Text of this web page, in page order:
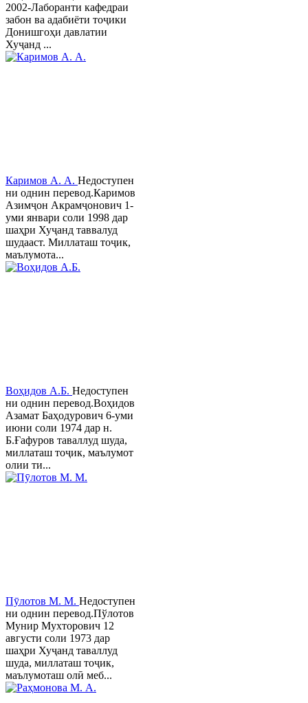
2002-Лаборанти кафедраи
забон ва адабиёти тоҷики
Донишгоҳи давлатии
Хуҷанд ...
Каримов А. А. Недоступен
ни однин перевод.Каримов
Азимҷон Акрамҷонович 1-
уми январи соли 1998 дар
шаҳри Хуҷанд таввалуд
шудааст. Миллаташ тоҷик,
маълумота...
Воҳидов А.Б. Недоступен
ни однин перевод.Воҳидов
Азамат Баҳодурович 6-уми
июни соли 1974 дар н.
Б.Ғафуров таваллуд шуда,
миллаташ тоҷик, маълумот
олии ти...
Пӯлотов М. М. Недоступен
ни однин перевод.Пўлотов
Мунир Мухторович 12
августи соли 1973 дар
шаҳри Хуҷанд таваллуд
шуда, миллаташ тоҷик,
маълумоташ олӣ меб...